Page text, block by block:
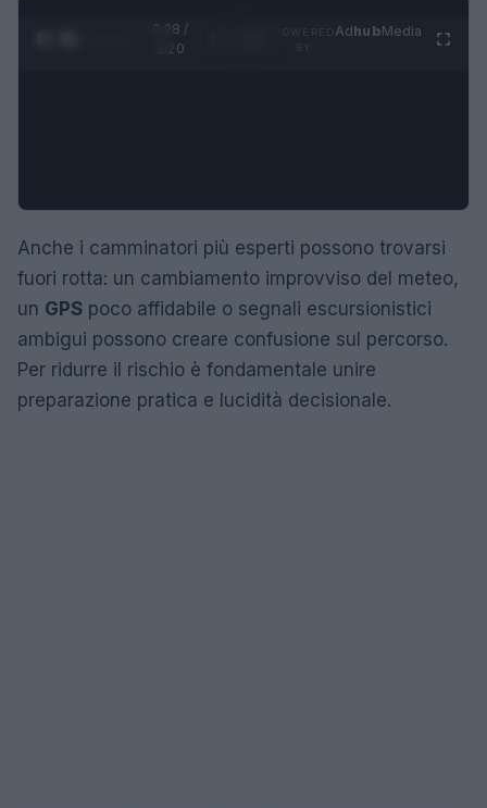
0:29 /
1:20
AdhubMedia
Anche i camminatori più esperti possono trovarsi
fuori rotta: un cambiamento improvviso del meteo,
un GPS poco affidabile o segnali escursionistici
ambigui possono creare confusione sul percorso.
Per ridurre il rischio è fondamentale unire
preparazione pratica e lucidità decisionale.